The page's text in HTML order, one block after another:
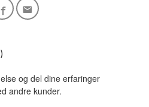
og del dine erfaringer
andre kunder.